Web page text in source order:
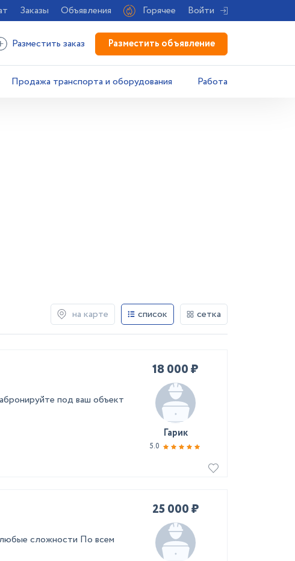
Заказы Объявления Горячее Войти
Разместить заказ Разместить объявление
Продажа транспорта и оборудования Работа
на карте список сетка
под ваш объект
18 000 ₽
Гарик
5.0
любые сложности По всем
25 000 ₽